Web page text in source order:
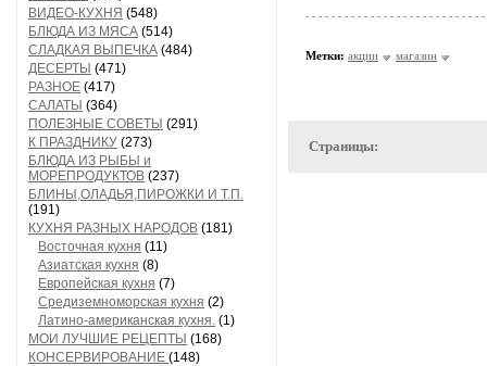
ВИДЕО-КУХНЯ (548)
БЛЮДА ИЗ МЯСА (514)
СЛАДКАЯ ВЫПЕЧКА (484)
ДЕСЕРТЫ (471)
РАЗНОЕ (417)
САЛАТЫ (364)
ПОЛЕЗНЫЕ СОВЕТЫ (291)
К ПРАЗДНИКУ (273)
БЛЮДА ИЗ РЫБЫ и
МОРЕПРОДУКТОВ (237)
БЛИНЫ,ОЛАДЬЯ,ПИРОЖКИ И Т.П.
(191)
КУХНЯ РАЗНЫХ НАРОДОВ (181)
Восточная кухня (11)
Азиатская кухня (8)
Европейская кухня (7)
Средиземноморская кухня (2)
Латино-американская кухня. (1)
МОИ ЛУЧШИЕ РЕЦЕПТЫ (168)
КОНСЕРВИРОВАНИЕ (148)
Метки: акции магазин
Страницы: